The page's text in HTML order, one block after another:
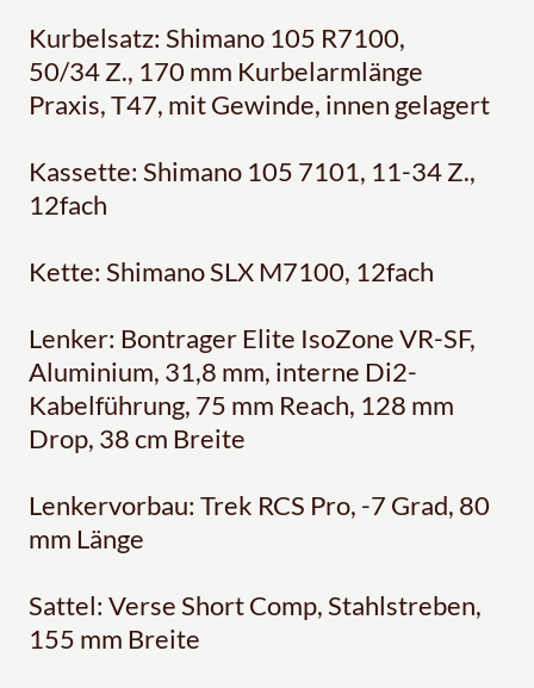
Kurbelsatz: Shimano 105 R7100,
50/34 Z., 170 mm Kurbelarmlänge
Praxis, T47, mit Gewinde, innen gelagert
Kassette: Shimano 105 7101, 11-34 Z.,
12fach
Kette: Shimano SLX M7100, 12fach
Lenker: Bontrager Elite IsoZone VR-SF,
Aluminium, 31,8 mm, interne Di2-
Kabelführung, 75 mm Reach, 128 mm
Drop, 38 cm Breite
Lenkervorbau: Trek RCS Pro, -7 Grad, 80
mm Länge
Sattel: Verse Short Comp, Stahlstreben,
155 mm Breite